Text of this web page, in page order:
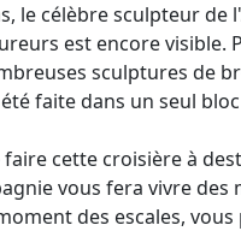
le célèbre sculpteur
est encore
sculptures de
faite dans un seul
cette croisière à
vous fera vivre
des escales,